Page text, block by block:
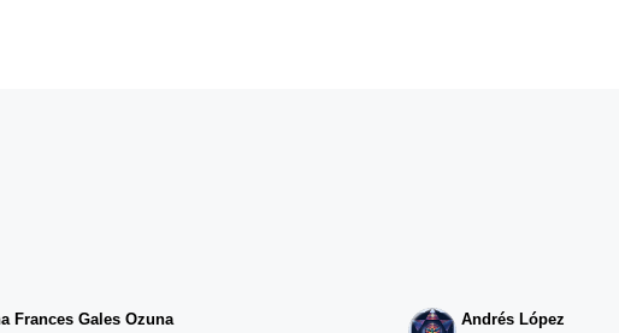
Frances Gales Ozuna Andrés López